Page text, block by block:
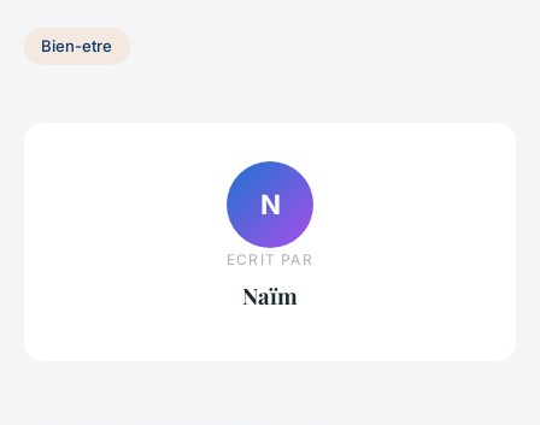
Bien-etre
N
ECRIT PAR
Naïm